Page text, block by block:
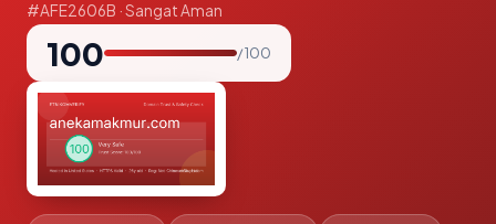
#AFE2606B · Sangat Aman
100 / 100